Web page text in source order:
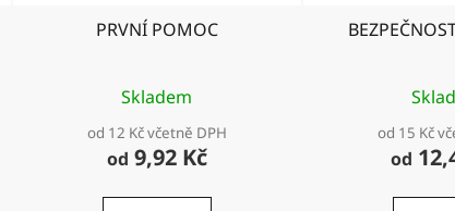
k
PRVNÍ POMOC
Skladem
od 12 Kč včetně DPH
od 9,92 Kč
od 15 Kč
od